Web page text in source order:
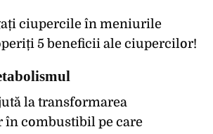
ciupercile în meniurile
5 beneficii ale ciupercilor!
la transformarea
combustibil pe care